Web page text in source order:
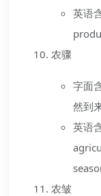
英语
农骤
字面
然到
英语
农皱